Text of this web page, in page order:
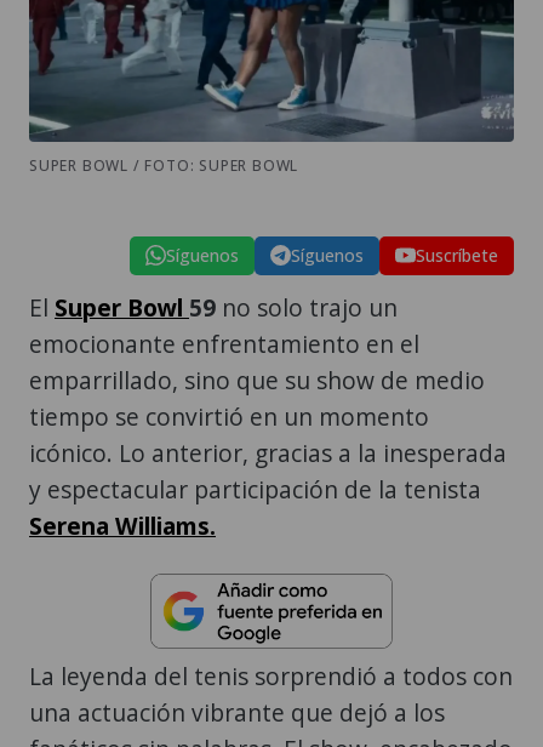
SUPER BOWL / FOTO: SUPER BOWL
Síguenos Síguenos Suscríbete
El Super Bowl 59 no solo trajo un
emocionante enfrentamiento en el
emparrillado, sino que su show de medio
tiempo se convirtió en un momento
icónico. Lo anterior, gracias a la inesperada
y espectacular participación de la tenista
Serena Williams.
La leyenda del tenis sorprendió a todos con
una actuación vibrante que dejó a los